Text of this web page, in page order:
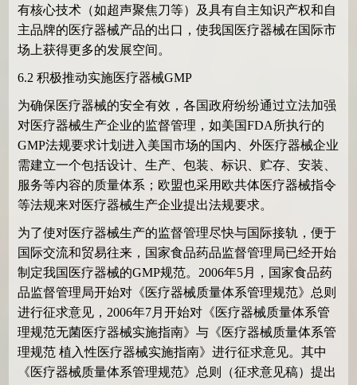
有核心技术（如超声聚焦刀等）及具有自主知识产权和自
主品牌的医疗器械产品的出口，使我国医疗器械在国际市
场上获得更多的发展空间。
6.2 积极推动实施医疗器械GMP
为确保医疗器械的安全有效，各国政府纷纷通过立法加强
对医疗器械生产企业的监督管理，如美国FDA 所执行的
GMP法规要求计划进入美国市场的国内、外医疗器械企业
需建立一个包括设计、生产、包装、标识、贮存、安装、
服务等内容的质量体系；欧盟也采用欧共体医疗器械指令
等法规来对医疗器械生产企业提出法规要求。
为了使对医疗器械生产的监督管理尽快与国际接轨，便于
国际交流和贸易往来，国家食品药品监督管理局已经开始
制定我国医疗器械的GMP规范。 2006年5月，国家食品药
品监督管理局开始对《医疗器械质量体系管理规范》总则
进行征求意见， 2006年7月开始对《医疗器械质量体系管
理规范无菌医疗器械实施指南》与《医疗器械质量体系管
理规范 植入性医疗器械实施指南》进行征求意见。其中
《医疗器械质量体系管理规范》总则（征求意见稿）提出